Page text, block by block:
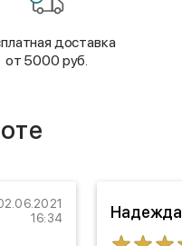
доставка
от 5000 руб.
16:34
Надежда